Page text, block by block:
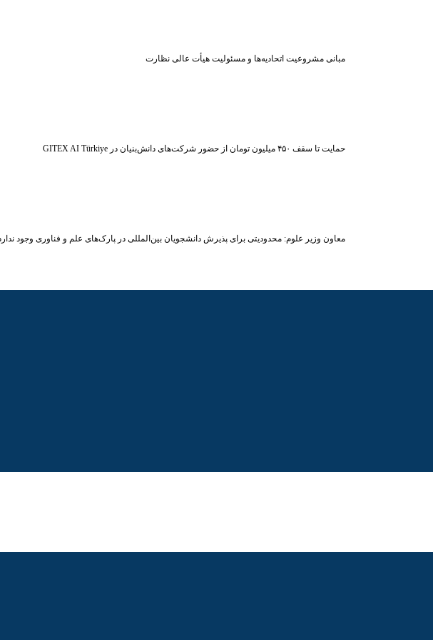
مبانی مشروعیت اتحادیه‌ها و مسئولیت هیأت عالی نظارت
حمایت تا سقف ۴۵۰ میلیون تومان از حضور شرکت‌های دانش‌بنیان در GITEX AI Türkiye
معاون وزیر علوم: محدودیتی برای پذیرش دانشجویان بین‌المللی در پارک‌های علم و فناوری وجود ندارد